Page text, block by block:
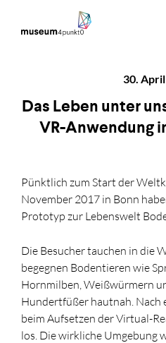
...und mit
30.
Das Leben unter
VR-Anwendung
Pünktlich zum Start der
November 2017 in Bonn
Prototyp zur Lebenswelt
Die Besucher tauchen in die
begegnen Bodentieren wie
Hornmilben, Weißwürmern
Hundertfüßer hautnah. Nach
beim Aufsetzen der Virtual-
los. Die wirkliche Umgebung